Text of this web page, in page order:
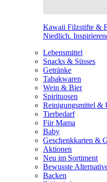
Kawaii Filzstifte &
Niedlich.
Lebensmittel
Snacks & Süsses
Getränke
Tabakwaren
Wein & Bier
Spirituosen
Reinigungsmittel &
Tierbedarf
Für Mama
Baby
Geschenkkarten &
Aktionen
Neu im Sortiment
Bewusste
Backen